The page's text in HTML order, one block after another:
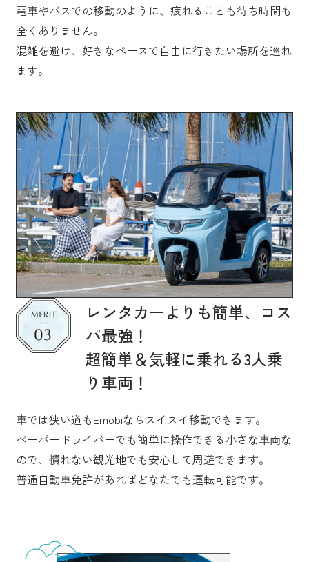
電車やバスでの移動のように、疲れることも待ち時間も
全くありません。
混雑を避け、好きなペースで自由に行きたい場所を巡れ
ます。
レンタカーよりも簡単、コス
パ最強！
超簡単＆気軽に乗れる3人乗
り車両！
車では狭い道もEmobiならスイスイ移動できます。
ペーパードライバーでも簡単に操作できる小さな車両な
ので、慣れない観光地でも安心して周遊できます。
普通自動車免許があればどなたでも運転可能です。